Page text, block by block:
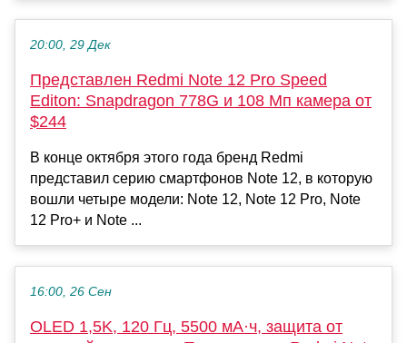
20:00, 29 Дек
Представлен Redmi Note 12 Pro Speed
Editon: Snapdragon 778G и 108 Мп камера от
$244
В конце октября этого года бренд Redmi
представил серию смартфонов Note 12, в которую
вошли четыре модели: Note 12, Note 12 Pro, Note
12 Pro+ и Note ...
16:00, 26 Сен
OLED 1,5K, 120 Гц, 5500 мА·ч, защита от